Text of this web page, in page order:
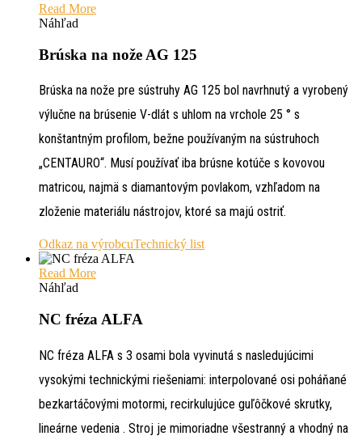
Read More
Náhľad
Brúska na nože AG 125
Brúska na nože pre sústruhy AG 125 bol navrhnutý a vyrobený
výlučne na brúsenie V-dlát s uhlom na vrchole 25 ° s
konštantným profilom, bežne používaným na sústruhoch
„CENTAURO“. Musí používať iba brúsne kotúče s kovovou
matricou, najmä s diamantovým povlakom, vzhľadom na
zloženie materiálu nástrojov, ktoré sa majú ostriť.
Odkaz na výrobcuTechnický list
Read More
Náhľad
NC fréza ALFA
NC fréza ALFA s 3 osami bola vyvinutá s nasledujúcimi
vysokými technickými riešeniami: interpolované osi poháňané
bezkartáčovými motormi, recirkulujúce guľôčkové skrutky,
lineárne vedenia . Stroj je mimoriadne všestranný a vhodný na